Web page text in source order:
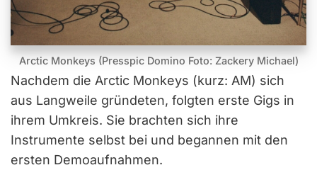
Arctic Monkeys (Presspic Domino Foto: Zackery Michael)
Nachdem die Arctic Monkeys (kurz: AM) sich
aus Langweile gründeten, folgten erste Gigs in
ihrem Umkreis. Sie brachten sich ihre
Instrumente selbst bei und begannen mit den
ersten Demoaufnahmen.